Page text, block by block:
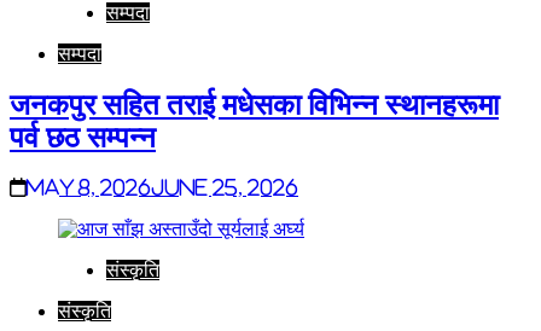
सम्पदा
सम्पदा
जनकपुर सहित तराई मधेसका विभिन्न स्थानहरूमा
पर्व छठ सम्पन्न
May 8, 2026June 25, 2026
संस्कृति
संस्कृति